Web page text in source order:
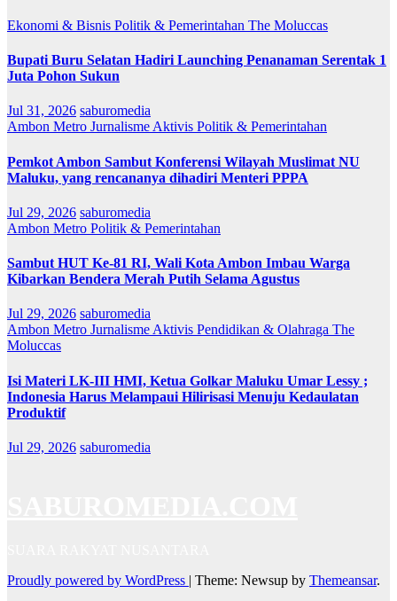
Ekonomi & Bisnis Politik & Pemerintahan The Moluccas
Bupati Buru Selatan Hadiri Launching Penanaman Serentak 1
Juta Pohon Sukun
Jul 31, 2026 saburomedia
Ambon Metro Jurnalisme Aktivis Politik & Pemerintahan
Pemkot Ambon Sambut Konferensi Wilayah Muslimat NU
Maluku, yang rencananya dihadiri Menteri PPPA
Jul 29, 2026 saburomedia
Ambon Metro Politik & Pemerintahan
Sambut HUT Ke-81 RI, Wali Kota Ambon Imbau Warga
Kibarkan Bendera Merah Putih Selama Agustus
Jul 29, 2026 saburomedia
Ambon Metro Jurnalisme Aktivis Pendidikan & Olahraga The
Moluccas
Isi Materi LK-III HMI, Ketua Golkar Maluku Umar Lessy ;
Indonesia Harus Melampaui Hilirisasi Menuju Kedaulatan
Produktif
Jul 29, 2026 saburomedia
Proudly powered by WordPress | Theme: Newsup by Themeansar.